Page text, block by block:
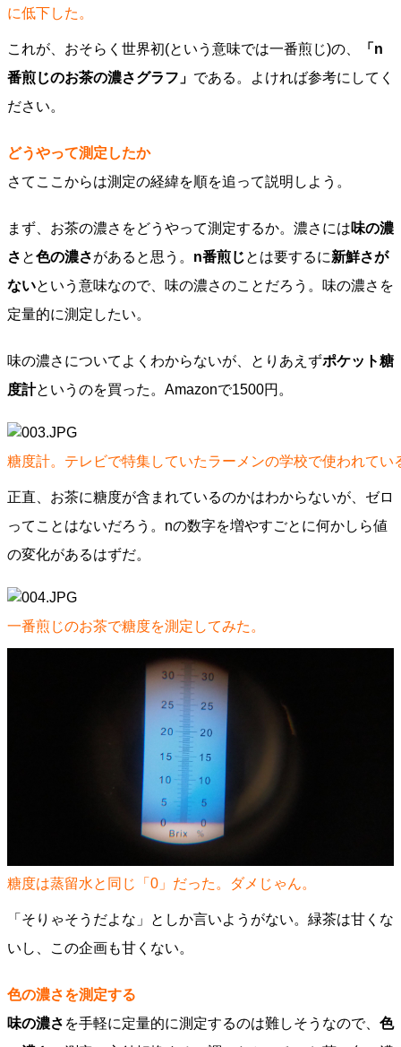
に低下した。
これが、おそらく世界初(という意味では一番煎じ)の、
「n
番煎じのお茶の濃さグラフ」 である。よければ参考にしてく
ださい。
どうやって測定したか
さてここからは測定の経緯を順を追って説明しよう。
まず、お茶の濃さをどうやって測定するか。濃さには味の濃
さ と色の濃さがあると思う。 n番煎じとは要するに新鮮さが
ないという意味なので、味の濃さのことだろう。味の濃さを
定量的に測定したい。
味の濃さについてよくわからないが、とりあえずポケット糖
度計というのを買った。Amazonで1500円。
糖度計。テレビで特集していたラーメンの学校で使われてい
正直、お茶に糖度が含まれているのかはわからないが、ゼロ
ってことはないだろう。nの数字を増やすごとに何かしら値
の変化があるはずだ。
一番煎じのお茶で糖度を測定してみた。
糖度は蒸留水と同じ「0」だった。ダメじゃん。
「そりゃそうだよな」としか言いようがない。緑茶は甘くな
いし、この企画も甘くない。
色の濃さを測定する
味の濃さ を手軽に定量的に測定するのは難しそうなので、 色